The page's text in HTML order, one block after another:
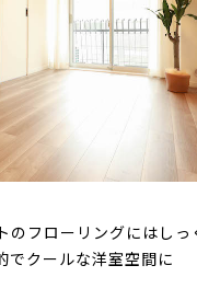
のフローリングにはしっ
でクールな洋室空間に